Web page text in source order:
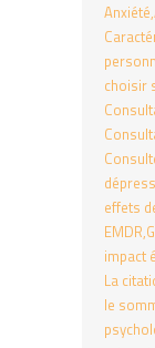
Anxiété
choisir
effets
EMDR
impact
La
le